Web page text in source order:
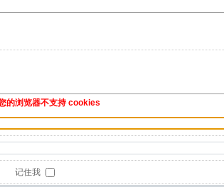
的浏览器不支持 cookies
记住我